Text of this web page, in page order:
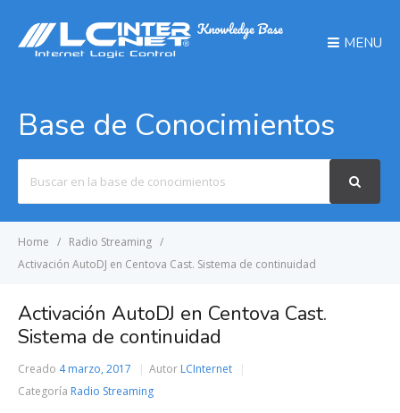
MENU
Base de Conocimientos
For
Home
Radio Streaming
Activación AutoDJ en Centova Cast. Sistema de continuidad
Activación AutoDJ en Centova Cast.
Sistema de continuidad
Creado 4 marzo, 2017 Autor LCInternet
Categoría Radio Streaming